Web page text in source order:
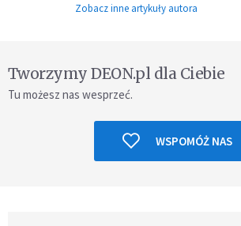
Zobacz inne artykuły autora
Tworzymy DEON.pl dla Ciebie
Tu możesz nas wesprzeć.
WSPOMÓŻ NAS